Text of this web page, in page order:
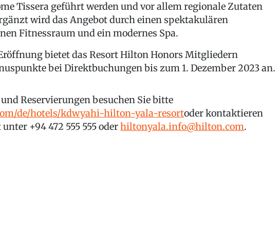
Tissera geführt werden und vor allem regionale Zutaten
wird das Angebot durch einen spektakulären
Fitnessraum und ein modernes Spa.
bietet das Resort Hilton Honors Mitgliedern
bei Direktbuchungen bis zum 1. Dezember 2023 an.
Reservierungen besuchen Sie bitte
de/hotels/kdwyahi-hilton-yala-resortoder kontaktieren
unter +94 472 555 555 oderhiltonyala.info@hilton.com.